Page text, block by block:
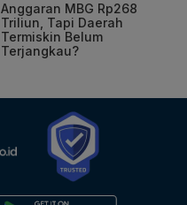
Anggaran MBG Rp268
Triliun, Tapi Daerah
Termiskin Belum
Terjangkau?